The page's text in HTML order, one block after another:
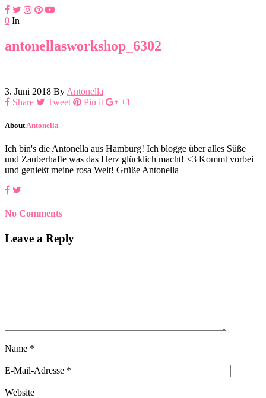
0 In
antonellasworkshop_6302
3. Juni 2018 By Antonella
Share
Tweet Pin it +1
About Antonella
Ich bin's die Antonella aus Hamburg! Ich blogge über alles Süße
und Zauberhafte was das Herz glücklich macht! <3 Kommt vorbei
und genießt meine rosa Welt! Grüße Antonella
No Comments
Leave a Reply
Name *
E-Mail-Adresse *
Website